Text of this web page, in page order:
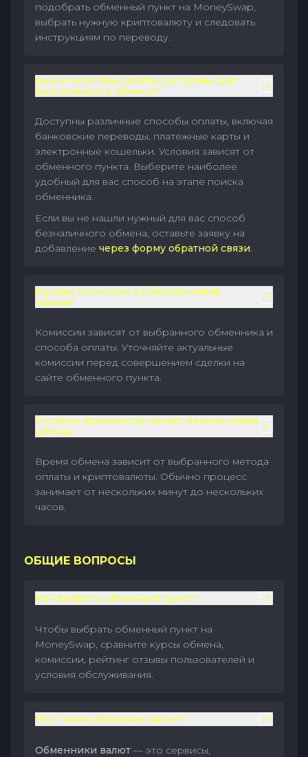
подобрать обменный пункт на MoneySwap,
выбрать нужную криптовалюту и следовать
инструкциям по переводу.
Какие способы оплаты доступны для
безналичного обмена?
Доступны различные способы оплаты, включая
банковские переводы, платежные карты и
электронные кошельки. Условия зависят от
обменного пункта. Выберите наиболее
удобный для вас способ на этапе поиска
обменника.
Если вы не нашли нужный для вас способ
безналичного обмена, оставьте заявку на
добавление через форму обратной связи.
Каковы комиссии за безналичный
обмен?
Комиссии зависят от выбранного обменника и
способа оплаты. Уточняйте актуальные
комиссии перед совершением сделки на
сайте обменного пункта.
Сколько времени занимает безналичный
обмен?
Время обмена зависит от выбранного метода
оплаты и криптовалюты. Обычно процесс
занимает от нескольких минут до нескольких
часов.
ОБЩИЕ ВОПРОСЫ
Как выбрать обменный пункт?
Чтобы выбрать обменный пункт на
MoneySwap, сравните курсы обмена,
комиссии, рейтинг отзывы пользователей и
условия обслуживания.
Что такое обменник валют?
Обменники валют — это сервисы,